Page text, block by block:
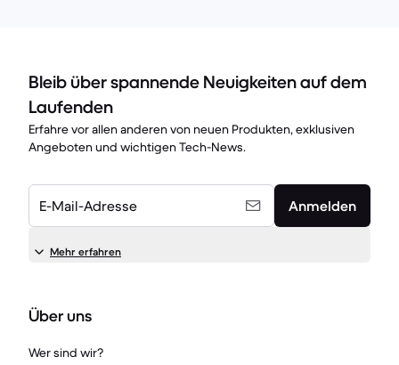
Bleib über spannende Neuigkeiten auf dem
Laufenden
Erfahre vor allen anderen von neuen Produkten, exklusiven
Angeboten und wichtigen Tech-News.
E-Mail-Adresse Anmelden
Mehr erfahren
Über uns
Wer sind wir?